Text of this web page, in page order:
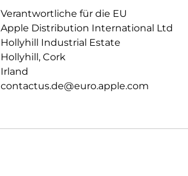
Verantwortliche für die EU
Apple Distribution International Ltd
Hollyhill Industrial Estate
Hollyhill, Cork
Irland
contactus.de@euro.apple.com